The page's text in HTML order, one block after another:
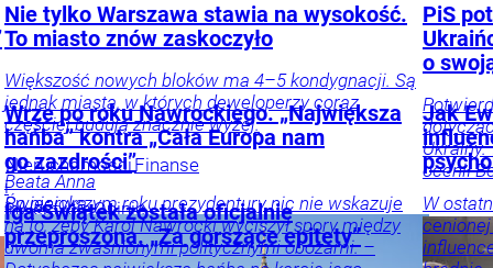
Nie tylko Warszawa stawia na wysokość.
To miasto znów zaskoczyło
Większość nowych bloków ma 4–5 kondygnacji. Są
jednak miasta, w których deweloperzy coraz
częściej budują znacznie wyżej.
NieruchomościFinanse
i
inwestycjeOpinie
i komentarze
Beata Anna
Święcicka
PiS
o
ocenił
Wrze po roku Nawrockiego. „Największa
hańba” kontra „Cała Europa nam
go zazdrości”
Po pierwszym roku prezydentury nic nie wskazuje
na to, żeby Karol Nawrocki wyciszył spory między
dwoma zwaśnionymi politycznymi obozami. –
Jak
W
Iga Świątek została oficjalnie
przeproszona. „Za gorszące epitety”